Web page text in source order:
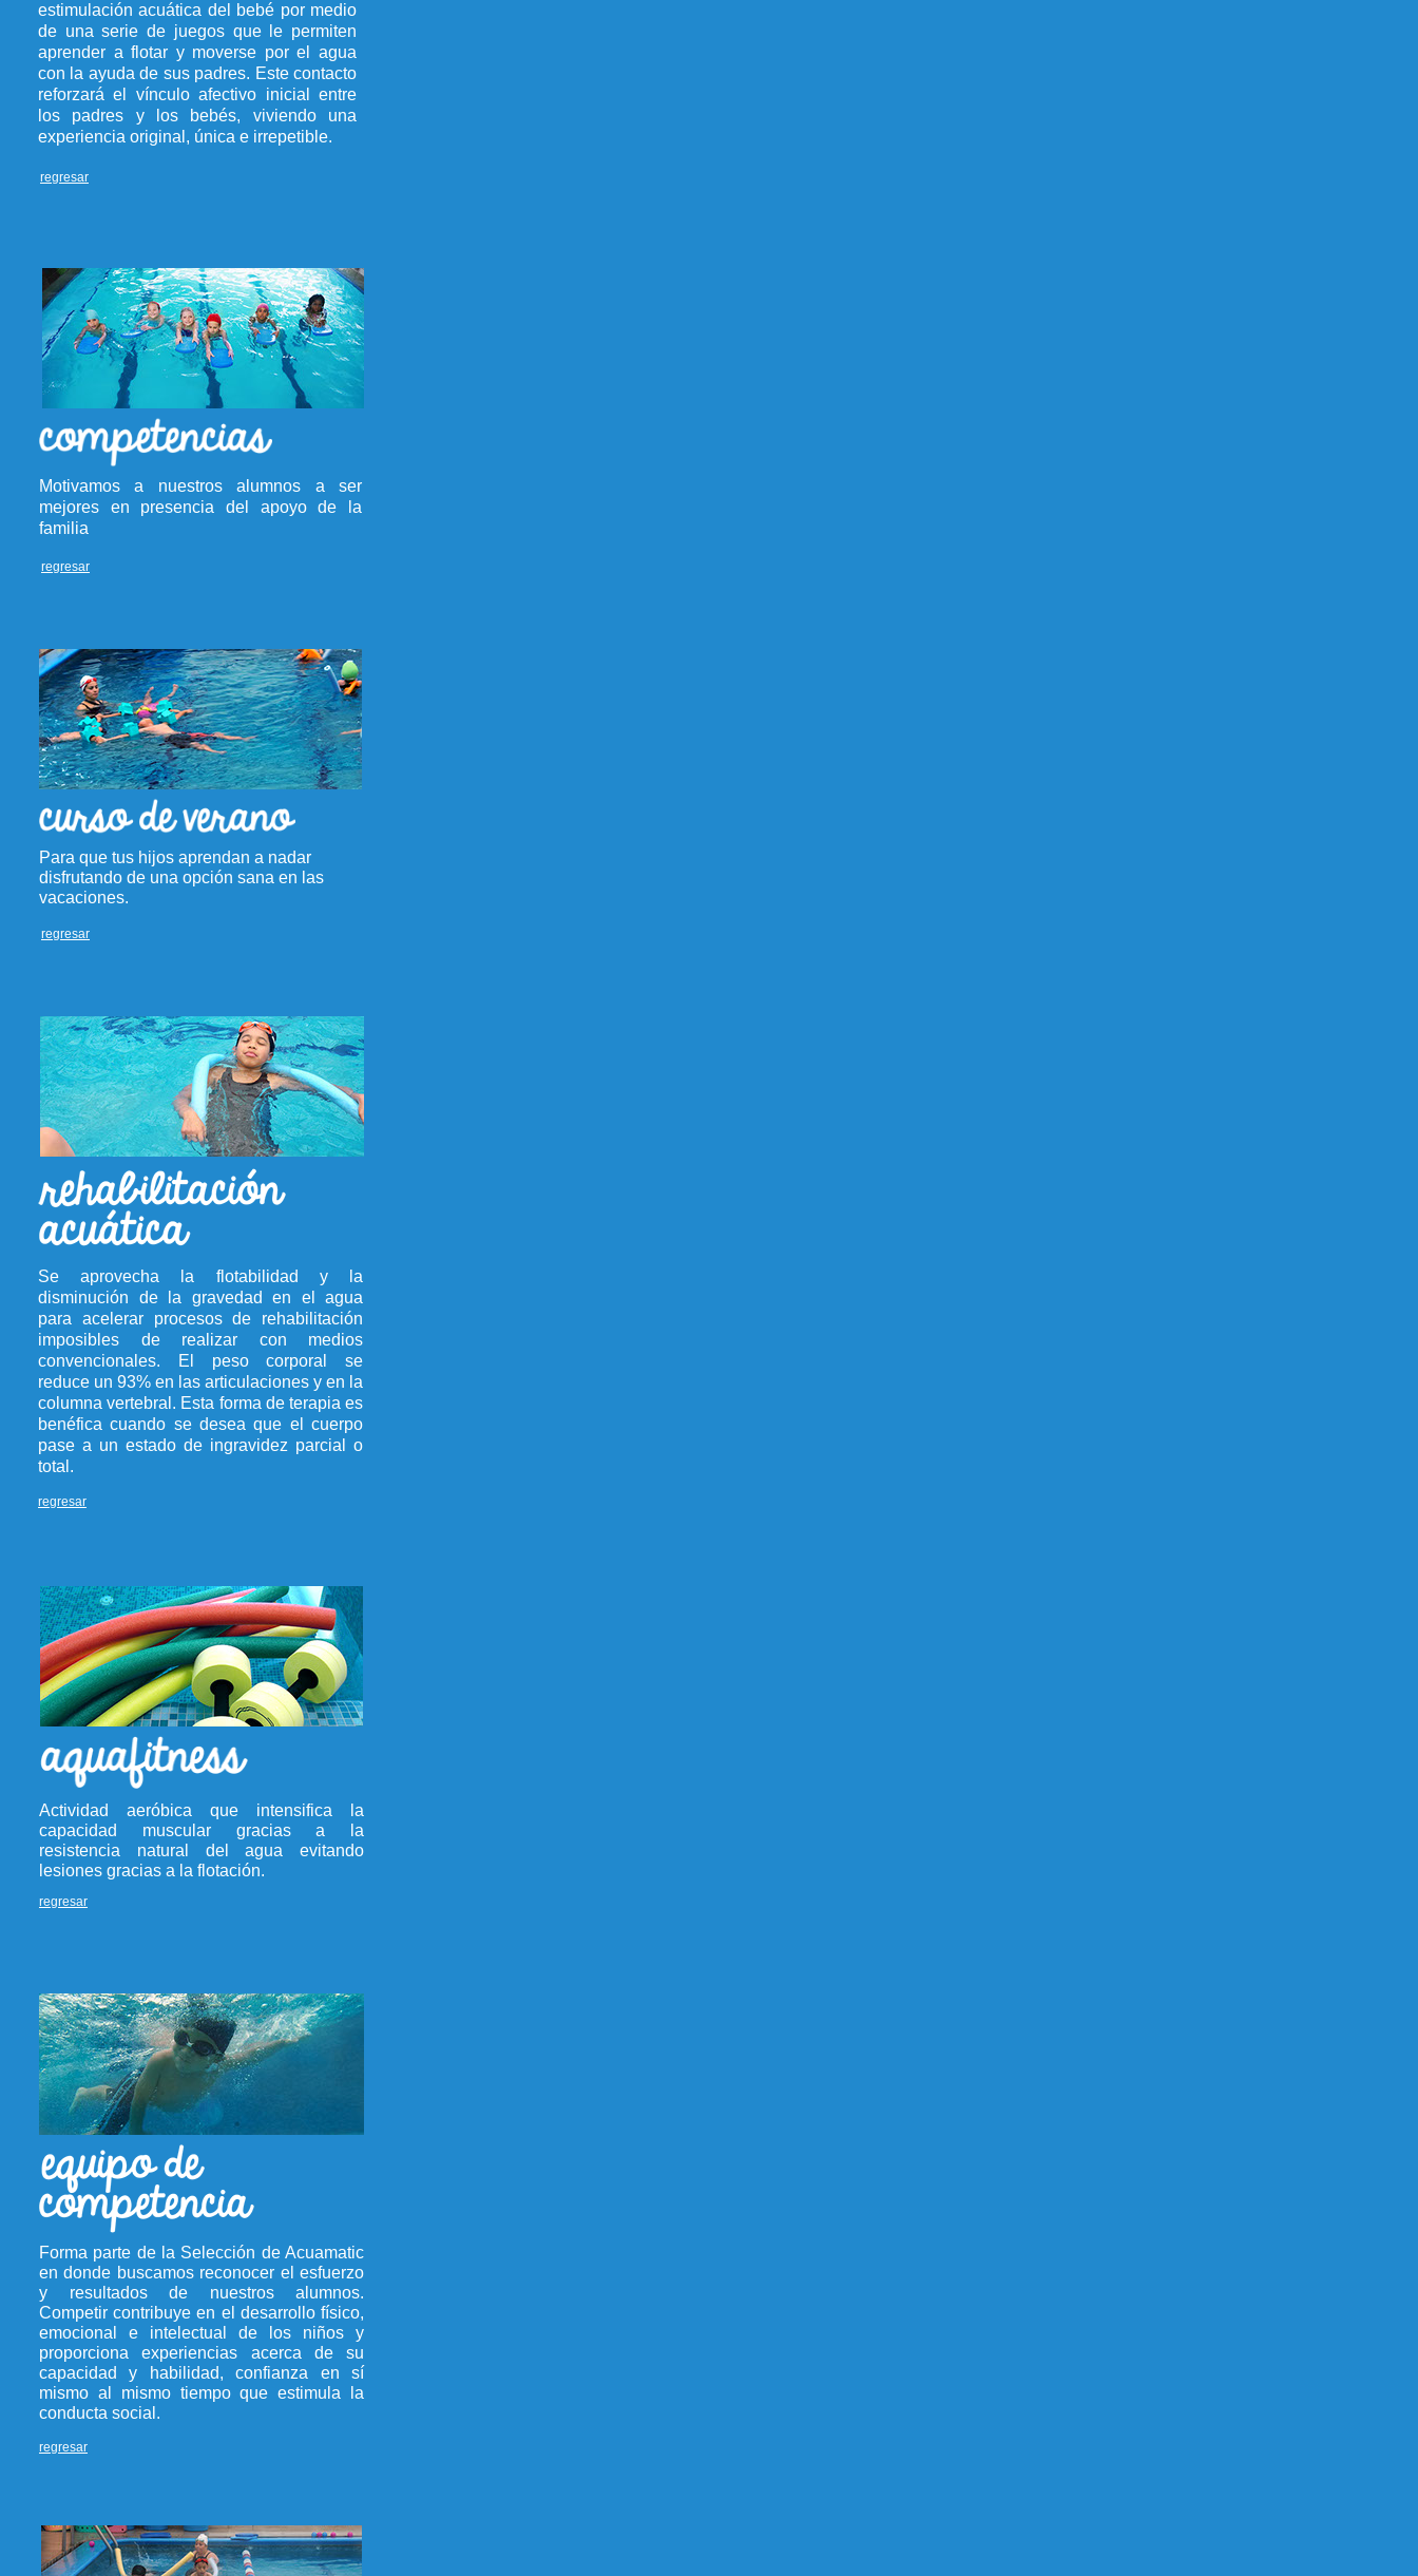
estimulación acuática del bebé por medio
de una serie de juegos que le permiten
aprender a flotar y moverse por el agua
con la ayuda de sus padres. Este contacto
reforzará el vínculo afectivo inicial entre
los padres y los bebés, viviendo una
experiencia original, única e irrepetible.
regresar
Motivamos a nuestros alumnos a ser
mejores en presencia del apoyo de la
familia
regresar
Para que tus hijos aprendan a nadar
disfrutando de una opción sana en las
vacaciones.
regresar
Se aprovecha la flotabilidad y la
disminución de la gravedad en el agua
para acelerar procesos de rehabilitación
imposibles de realizar con medios
convencionales. El peso corporal se
reduce un 93% en las articulaciones y en la
columna vertebral. Esta forma de terapia es
benéfica cuando se desea que el cuerpo
pase a un estado de ingravidez parcial o
total.
regresar
Actividad aeróbica que intensifica la
capacidad muscular gracias a la
resistencia natural del agua evitando
lesiones gracias a la flotación.
regresar
Forma parte de la Selección de Acuamatic
en donde buscamos reconocer el esfuerzo
y resultados de nuestros alumnos.
Competir contribuye en el desarrollo físico,
emocional e intelectual de los niños y
proporciona experiencias acerca de su
capacidad y habilidad, confianza en sí
mismo al mismo tiempo que estimula la
conducta social.
regresar